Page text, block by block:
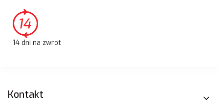
14 dni na zwrot
Linki w stopce
Kontakt